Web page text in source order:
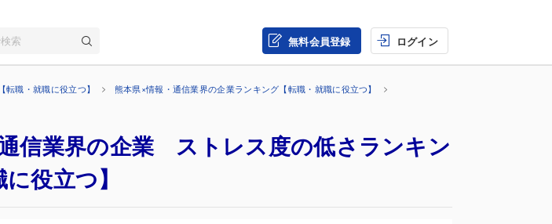
無料会員登録 ログイン
転職・就職に役立つ】
熊本県×情報・通信業界の企業ランキング【転職・就職に役立つ】
信業界の企業 ストレス度の低さランキン
役立つ】